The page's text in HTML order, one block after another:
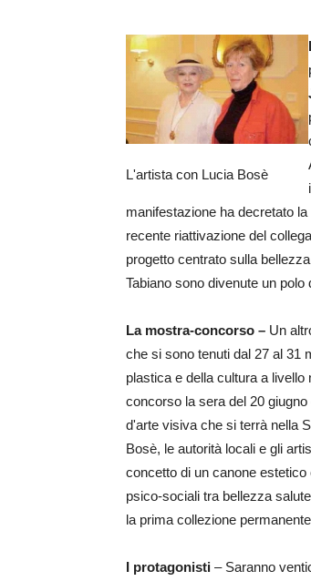
L'artista con Lucia Bosè
manifestazione ha decretato
recente riattivazione del
progetto centrato sulla
Tabiano sono divenute un
La mostra-concorso – Un
che si sono tenuti dal 27 al 31
plastica e della cultura a livello
concorso la sera del 20
d'arte visiva che si terrà nella
Bosè, le autorità locali e gli
concetto di un canone
psico-sociali tra bellezza
la prima collezione
I protagonisti – Saranno